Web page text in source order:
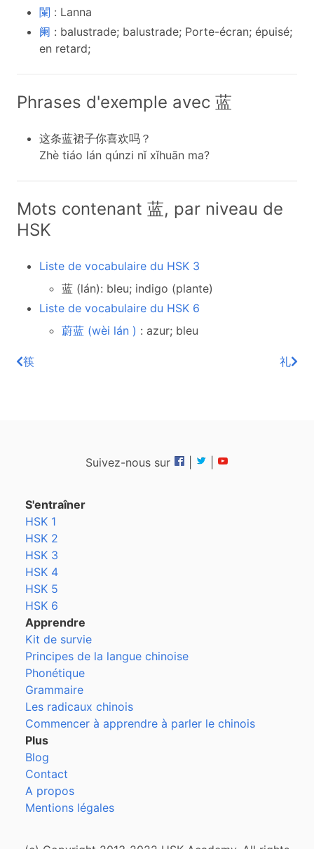
闌 : Lanna
阑 : balustrade; balustrade; Porte-écran; épuisé;
en retard;
Phrases d'exemple avec 蓝
这条蓝裙子你喜欢吗？
Zhè tiáo lán qúnzi nǐ xǐhuān ma?
Mots contenant 蓝, par niveau de
HSK
Liste de vocabulaire du HSK 3
蓝 (lán): bleu; indigo (plante)
Liste de vocabulaire du HSK 6
蔚蓝 (wèi lán ) : azur; bleu
筷 礼
Suivez-nous sur
S'entraîner
HSK 1
HSK 2
HSK 3
HSK 4
HSK 5
HSK 6
Apprendre
Kit de survie
Principes de la langue chinoise
Phonétique
Grammaire
Les radicaux chinois
Commencer à apprendre à parler le chinois
Plus
Blog
Contact
A propos
Mentions légales